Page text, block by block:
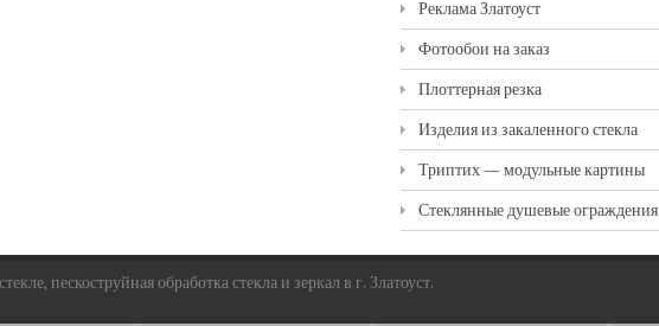
Реклама Златоуст
Фотообои на заказ
Плоттерная резка
Изделия из закаленного стекла
Триптих — модульные картины
Стеклянные душевые ограждения
пескоструйная обработка стекла и зеркал в г. Златоуст.